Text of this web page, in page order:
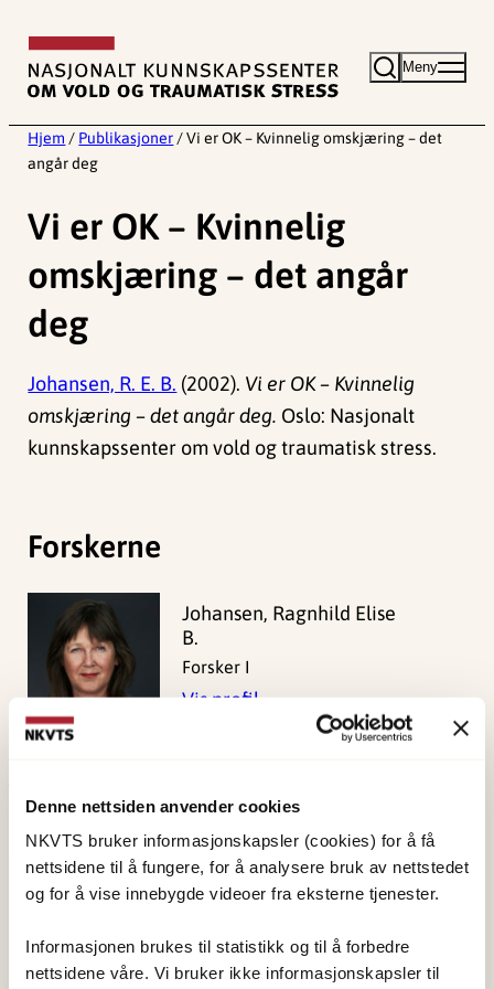
Denne nettsiden anvender cookies
NKVTS bruker informasjonskapsler (cookies) for å få
nettsidene til å fungere, for å analysere bruk av nettstedet
og for å vise innebygde videoer fra eksterne tjenester.
Informasjonen brukes til statistikk og til å forbedre
nettsidene våre. Vi bruker ikke informasjonskapsler til
innhold
Meny
Hjem / Publikasjoner / Vi er OK – Kvinnelig omskjæring – det
angår deg
Vi er OK – Kvinnelig
omskjæring – det angår
deg
Johansen, R. E. B. (2002). Vi er OK – Kvinnelig
omskjæring – det angår deg. Oslo: Nasjonalt
kunnskapssenter om vold og traumatisk stress.
Forskerne
Johansen, Ragnhild Elise
B.
Forsker I
Vis profil
Publisert:19. mars 2026
Sist redigert: 8. august 2026